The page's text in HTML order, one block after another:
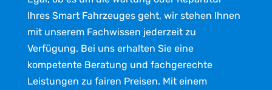
Ihres Smart Fahrzeuges geht, wir stehen Ihnen
mit unserem Fachwissen jederzeit zu
Verfügung. Bei uns erhalten Sie eine
kompetente Beratung und fachgerechte
Leistungen zu fairen Preisen. Mit einem